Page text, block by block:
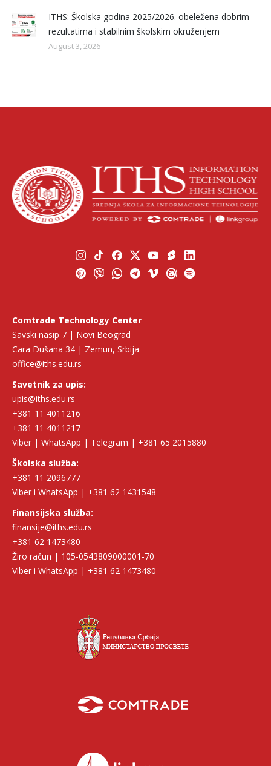
ITHS: Školska godina 2025/2026. obeležena dobrim
rezultatima i stabilnim školskim okruženjem
August 3, 2026
Comtrade Technology Center
Savski nasip 7 | Novi Beograd
Cara Dušana 34 | Zemun, Srbija
office@iths.edu.rs
Savetnik za upis:
upis@iths.edu.rs
+381 11 4011216
+381 11 4011217
Viber | WhatsApp | Telegram | +381 65 2015880
Školska služba:
+381 11 2096777
Viber i WhatsApp | +381 62 1431548
Finansijska služba:
finansije@iths.edu.rs
+381 62 1473480
Žiro račun | 105-0543809000001-70
Viber i WhatsApp | +381 62 1473480